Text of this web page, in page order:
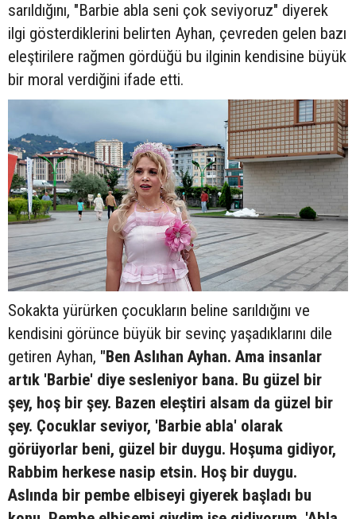
sarıldığını, "Barbie abla seni çok seviyoruz" diyerek
ilgi gösterdiklerini belirten Ayhan, çevreden gelen bazı
eleştirilere rağmen gördüğü bu ilginin kendisine büyük
bir moral verdiğini ifade etti.
Sokakta yürürken çocukların beline sarıldığını ve
kendisini görünce büyük bir sevinç yaşadıklarını dile
getiren Ayhan, "Ben Aslıhan Ayhan. Ama insanlar
artık 'Barbie' diye sesleniyor bana. Bu güzel bir
şey, hoş bir şey. Bazen eleştiri alsam da güzel bir
şey. Çocuklar seviyor, 'Barbie abla' olarak
görüyorlar beni, güzel bir duygu. Hoşuma gidiyor,
Rabbim herkese nasip etsin. Hoş bir duygu.
Aslında bir pembe elbiseyi giyerek başladı bu